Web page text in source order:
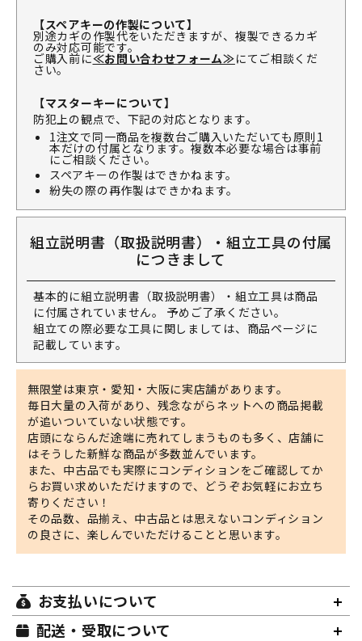
【スペアキーの作製について】
別途カギの作製代をいただきますが、複製できるカギ
のみ対応可能です。
ご購入前に≪お問い合わせフォーム≫にてご相談くだ
さい。
【マスターキーについて】
防犯上の観点で、下記の対応となります。
1注文で同一商品を複数台ご購入いただいても原則1
本だけの付属となります。複数本必要な場合は事前
にご相談ください。
スペアキーの作製はできかねます。
紛失の際の再作製はできかねます。
組立説明書（取扱説明書）・組立工具の付属
につきまして
基本的に組立説明書（取扱説明書）・組立工具は商品
に付属されていません。 予めご了承ください。
組立ての際必要な工具に関しましては、商品ページに
記載しています。
無限堂は東京・愛知・大阪に実店舗があります。
毎日大量の入荷があり、残念ながらネットへの商品掲載
が追いついていない状態です。
店頭にならんだ途端に売れてしまうものも多く、店舗に
はそうした新鮮な商品が多数並んでいます。
また、中古品でも実際にコンディションをご確認してか
らお買い求めいただけますので、どうぞお気軽にお立ち
寄りください！
その品数、品揃え、中古品とは思えないコンディション
の良さに、楽しんでいただけることと思います。
お支払いについて
配送・受取について